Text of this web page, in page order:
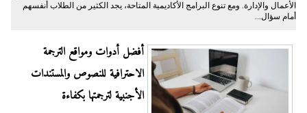
الأعمال والإدارة. ومع تنوع البرامج الأكاديمية المتاحة، يجد الكثير من الطلاب أنفسهم
أمام سؤال...
أفضل أدوات ومواقع الترجمة
الاحترافية للنصوص والمستندات
الأجنبية لترجمتها بكفاءة